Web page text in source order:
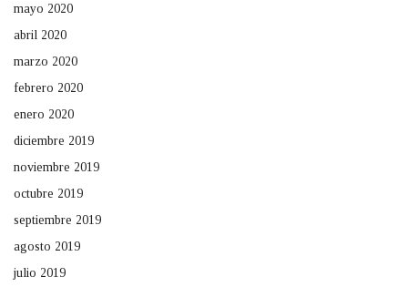
mayo 2020
abril 2020
marzo 2020
febrero 2020
enero 2020
diciembre 2019
noviembre 2019
octubre 2019
septiembre 2019
agosto 2019
julio 2019